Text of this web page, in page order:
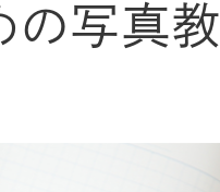
の写真